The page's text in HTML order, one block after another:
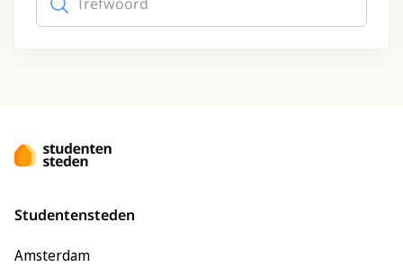
Studentensteden
Amsterdam